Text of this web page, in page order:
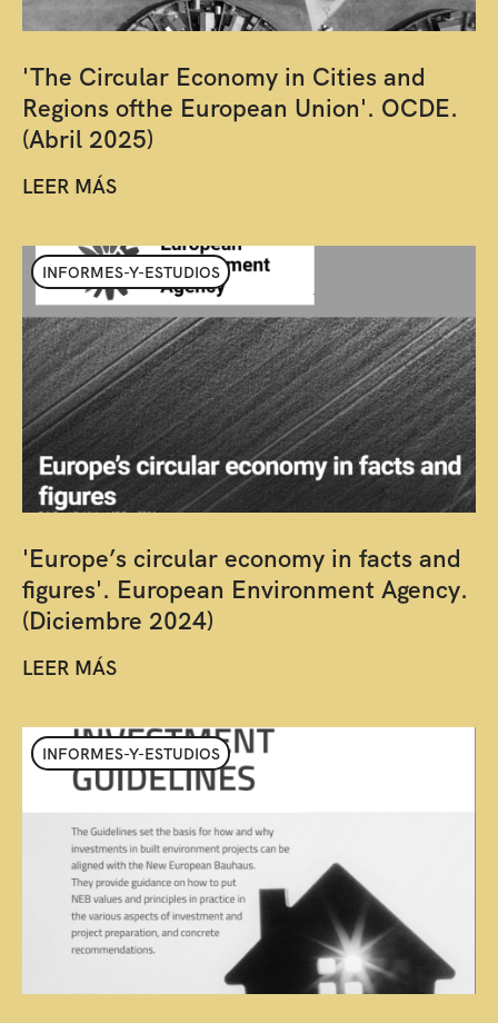
'The Circular Economy in Cities and
Regions ofthe European Union'. OCDE.
(Abril 2025)
LEER MÁS
INFORMES-Y-ESTUDIOS
'Europe’s circular economy in facts and
figures'. European Environment Agency.
(Diciembre 2024)
LEER MÁS
INFORMES-Y-ESTUDIOS